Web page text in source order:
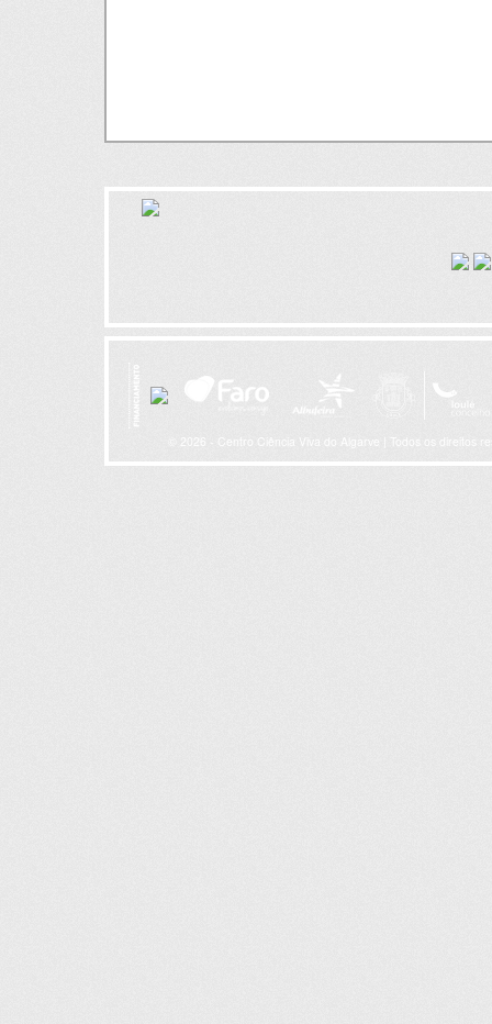
© 2026 - Centro Ciência Viva do Algarve | Todos os direitos